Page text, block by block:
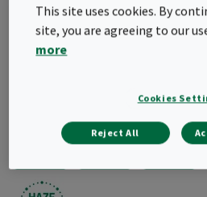
สามารถใช้ปรับปรุงระบบติดตั้งเ
โครงหัวกรองโลหะแข็งแรง
จัดประเภทตามมาตรฐาน ISO
This site uses cookies. By
site, you are agreeing to our
more
Cookies
Reject All